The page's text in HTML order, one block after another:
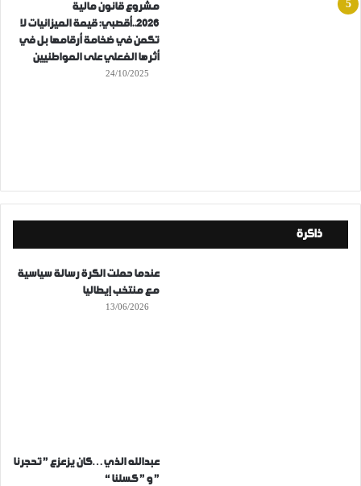
مشروع قانون مالية
2026..أقصبي: قيمة الميزانيات لا
تكمن في ضخامة أرقامها بل في
أثرها الفعلي على المواطنيين
24/10/2025
ذاكرة
عندما حملت الكرة رسالة سياسية
مع منتخب إيطاليا
13/06/2026
عبدالله الذي…كان يزعزع ” تحجرنا
” و ” كسلنا “